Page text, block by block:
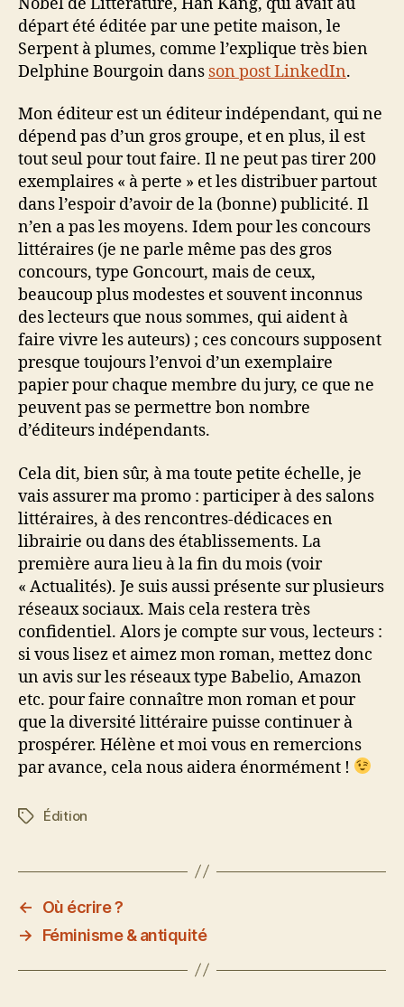
départ été éditée par une petite maison, le
Serpent à plumes, comme l’explique très bien
Delphine Bourgoin dans son post LinkedIn.
Mon éditeur est un éditeur indépendant, qui ne
dépend pas d’un gros groupe, et en plus, il est
tout seul pour tout faire. Il ne peut pas tirer 200
exemplaires « à perte » et les distribuer partout
dans l’espoir d’avoir de la (bonne) publicité. Il
n’en a pas les moyens. Idem pour les concours
littéraires (je ne parle même pas des gros
concours, type Goncourt, mais de ceux,
beaucoup plus modestes et souvent inconnus
des lecteurs que nous sommes, qui aident à
faire vivre les auteurs) ; ces concours supposent
presque toujours l’envoi d’un exemplaire
papier pour chaque membre du jury, ce que ne
peuvent pas se permettre bon nombre
d’éditeurs indépendants.
Cela dit, bien sûr, à ma toute petite échelle, je
vais assurer ma promo : participer à des salons
littéraires, à des rencontres-dédicaces en
librairie ou dans des établissements. La
première aura lieu à la fin du mois (voir
« Actualités). Je suis aussi présente sur plusieurs
réseaux sociaux. Mais cela restera très
confidentiel. Alors je compte sur vous, lecteurs :
si vous lisez et aimez mon roman, mettez donc
un avis sur les réseaux type Babelio, Amazon
etc. pour faire connaître mon roman et pour
que la diversité littéraire puisse continuer à
prospérer. Hélène et moi vous en remercions
par avance, cela nous aidera énormément !
Étiquettes
Édition
←
Où écrire ?
→
Féminisme & antiquité